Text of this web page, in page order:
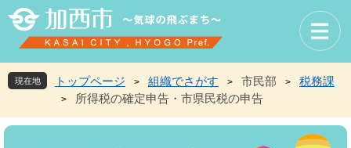
先
頭
す
を
飛
し
現在地 トップページ > 組織でさがす > 市民部 > 税務課
> 所得税の確定申告・市県民税の申告
本